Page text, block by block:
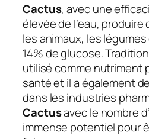
Cactus, avec une
élevée de l’eau,
les animaux, les
14% de glucose.
utilisé comme nutriment
santé et il a également
dans les industries
Cactusavec le nombre
immense potentiel pour